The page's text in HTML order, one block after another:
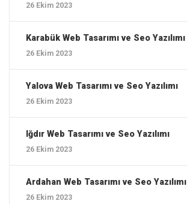
26 Ekim 2023
Karabük ‎Web Tasarımı ve Seo Yazılımı
26 Ekim 2023
Yalova ‎Web Tasarımı ve Seo Yazılımı
26 Ekim 2023
Iğdır ‎Web Tasarımı ve Seo Yazılımı
26 Ekim 2023
Ardahan ‎Web Tasarımı ve Seo Yazılımı
26 Ekim 2023